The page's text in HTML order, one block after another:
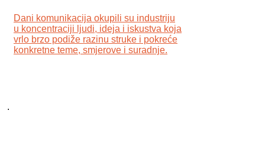
Dani komunikacija okupili su industriju
u koncentraciji ljudi, ideja i iskustva koja
vrlo brzo podiže razinu struke i pokreće
konkretne teme, smjerove i suradnje.
.